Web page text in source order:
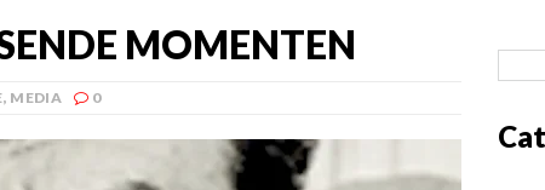
MOMENTEN
, MEDIA 0